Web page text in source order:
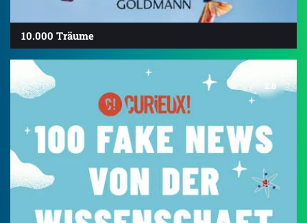
10.000 Träume
2.8